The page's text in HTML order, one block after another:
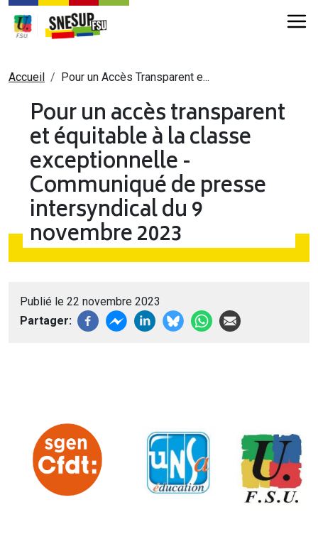
Aller au contenu principal
Fil d'Ariane
Accueil Pour un Accès Transparent e...
Pour un accès transparent
et équitable à la classe
exceptionnelle -
Communiqué de presse
intersyndical du 9
novembre 2023
Publié le 22 novembre 2023
Partager